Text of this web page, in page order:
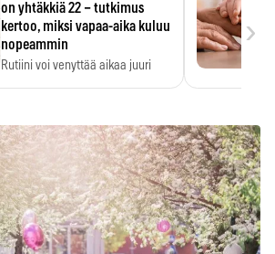
on yhtäkkiä 22 – tutkimus
kertoo, miksi vapaa-aika kuluu
nopeammin
Rutiini voi venyttää aikaa juuri
›